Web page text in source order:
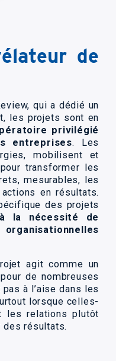
de
qui a dédié un
les projets sont en
privilégié
entreprises. Les
mobilisent et
transformer les
mesurables, les
en résultats.
des projets
la nécessité de
agit comme un
pour de nombreuses
à l’aise dans les
lorsque celles-
les relations plutôt
des résultats.